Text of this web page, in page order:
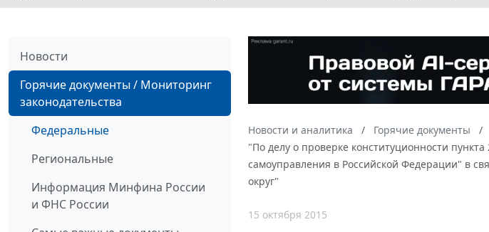
Новости
Горячие документы / Мониторинг
законодательства
Федеральные
Региональные
Информация Минфина России
и ФНС России
Новости и аналитика Горячие документы
"По делу о проверке конституционности
самоуправления в Российской Федерации" в
округ"
15 октября 2015